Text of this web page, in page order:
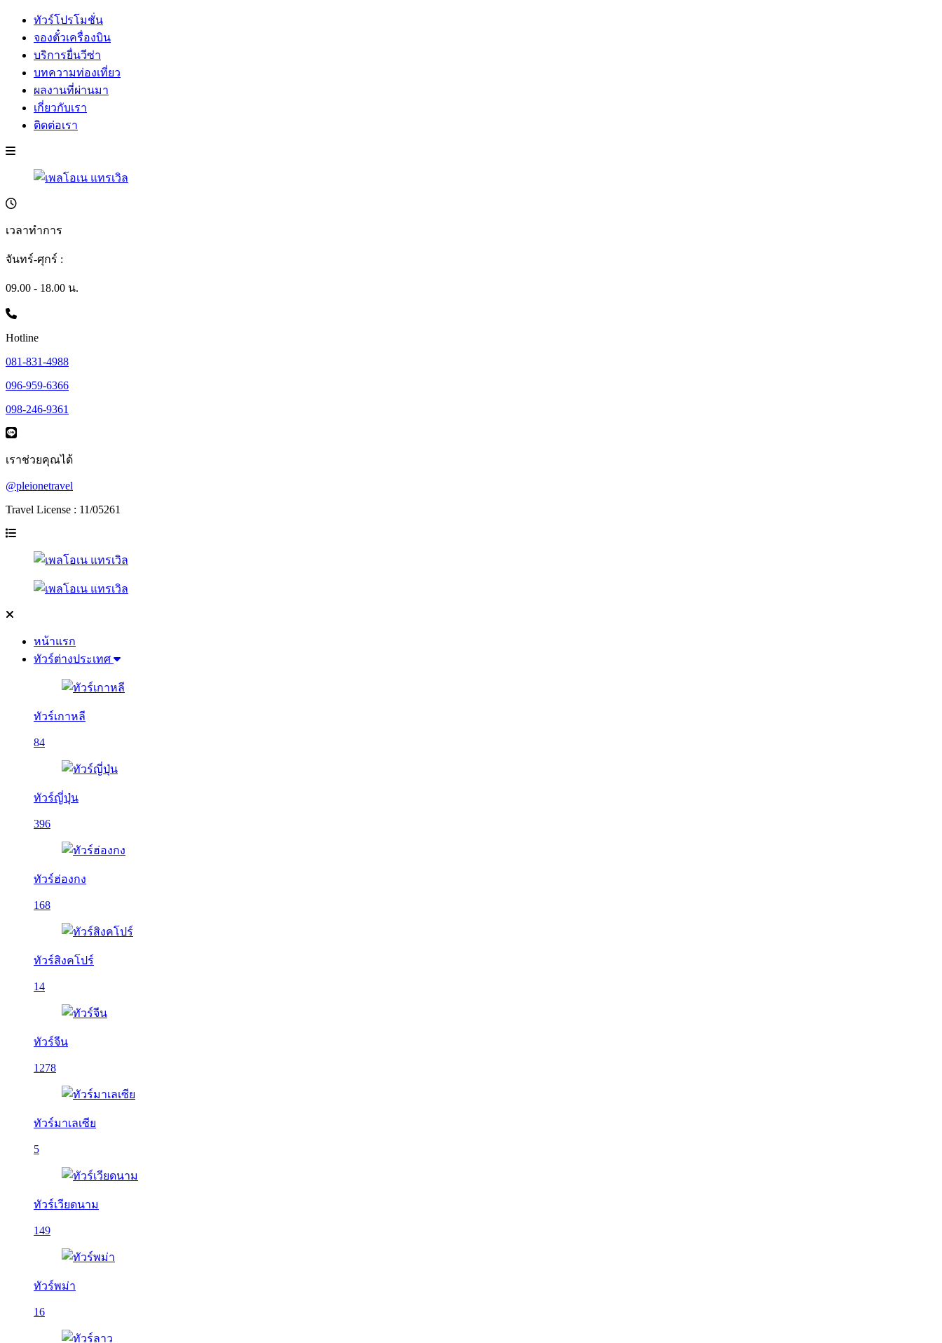
ทัวร์โปรโมชั่น
จองตั๋วเครื่องบิน
บริการยื่นวีซ่า
บทความท่องเที่ยว
ผลงานที่ผ่านมา
เกี่ยวกับเรา
ติดต่อเรา
เวลาทำการ
จันทร์-ศุกร์ :
09.00 - 18.00 น.
Hotline
081-831-4988
096-959-6366
098-246-9361
เราช่วยคุณได้
@pleionetravel
Travel License : 11/05261
หน้าแรก
ทัวร์ต่างประเทศ
ทัวร์เกาหลี
84
ทัวร์ญี่ปุ่น
396
ทัวร์ฮ่องกง
168
ทัวร์สิงคโปร์
14
ทัวร์จีน
1278
ทัวร์มาเลเซีย
5
ทัวร์เวียดนาม
149
ทัวร์พม่า
16